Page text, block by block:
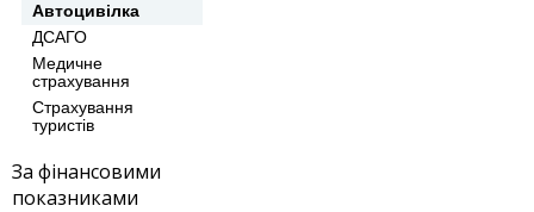
Автоцивілка
ДСАГО
Медичне
страхування
Страхування
туристів
За фінансовими
показниками